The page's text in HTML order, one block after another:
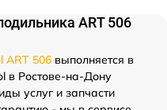
ART 506
ART 506 выполняется в
в Ростове-на-Дону
услуг и запчасти